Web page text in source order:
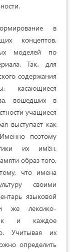
в
концептов,
моделей по
Так, для
содержания
касающиеся
вошедших в
учащиеся
выступает как
поэтому
их имён,
образ того,
что имена
своими
языковой
же лексико-
и каждое
Учитывая их
определить